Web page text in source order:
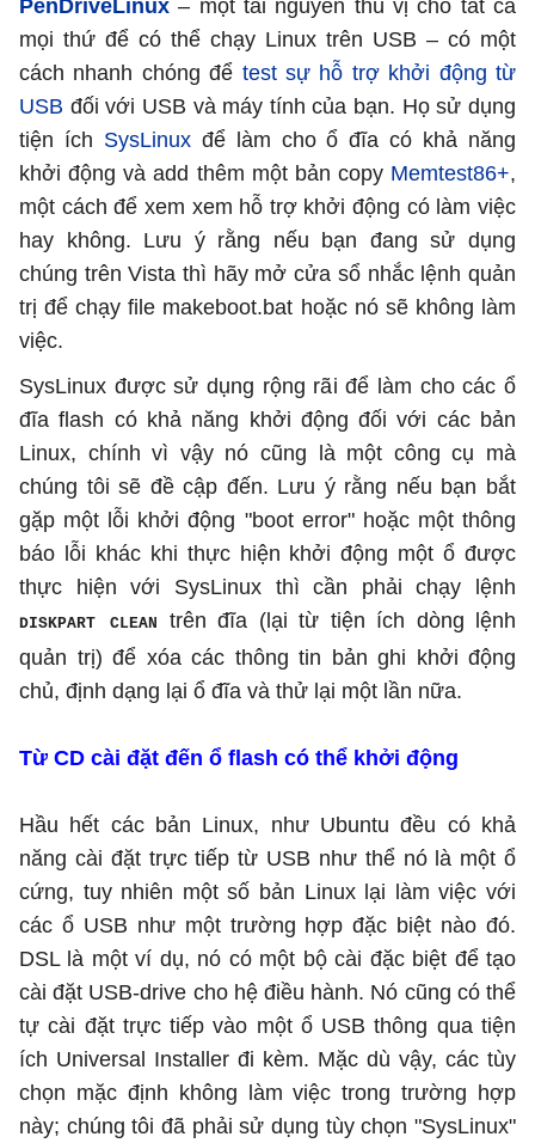
PenDriveLinux – một tài nguyên thú vị cho tất cả
mọi thứ để có thể chạy Linux trên USB – có một
cách nhanh chóng để test sự hỗ trợ khởi động từ
USB đối với USB và máy tính của bạn. Họ sử dụng
tiện ích SysLinuxđể làm cho ổ đĩa có khả năng
khởi động và add thêm một bản copy Memtest86+,
một cách để xem xem hỗ trợ khởi động có làm việc
hay không. Lưu ý rằng nếu bạn đang sử dụng
chúng trên Vista thì hãy mở cửa sổ nhắc lệnh quản
trị để chạy file makeboot.bat hoặc nó sẽ không làm
việc.
SysLinux được sử dụng rộng rãi để làm cho các ổ
đĩa flash có khả năng khởi động đối với các bản
Linux, chính vì vậy nó cũng là một công cụ mà
chúng tôi sẽ đề cập đến. Lưu ý rằng nếu bạn bắt
gặp một lỗi khởi động "boot error" hoặc một thông
báo lỗi khác khi thực hiện khởi động một ổ được
thực hiện với SysLinux thì cần phải chạy lệnh
DISKPART CLEAN
trên đĩa (lại từ tiện ích dòng lệnh
quản trị) để xóa các thông tin bản ghi khởi động
chủ, định dạng lại ổ đĩa và thử lại một lần nữa.
Từ CD cài đặt đến ổ flash có thể khởi động
Hầu hết các bản Linux, như Ubuntu đều có khả
năng cài đặt trực tiếp từ USB như thể nó là một ổ
cứng, tuy nhiên một số bản Linux lại làm việc với
các ổ USB như một trường hợp đặc biệt nào đó.
DSL là một ví dụ, nó có một bộ cài đặc biệt để tạo
cài đặt USB-drive cho hệ điều hành. Nó cũng có thể
tự cài đặt trực tiếp vào một ổ USB thông qua tiện
ích Universal Installer đi kèm. Mặc dù vậy, các tùy
chọn mặc định không làm việc trong trường hợp
này; chúng tôi đã phải sử dụng tùy chọn "SysLinux"